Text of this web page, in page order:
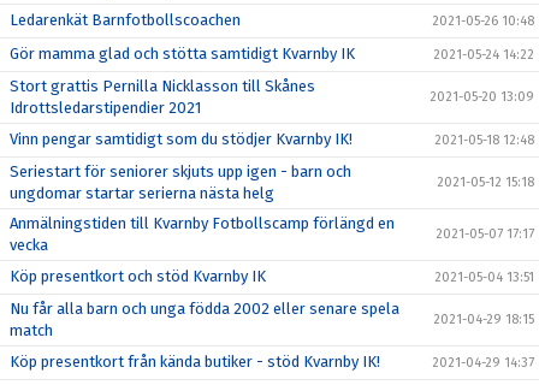
Ledarenkät Barnfotbollscoachen 2021-05-26 10:48
Gör mamma glad och stötta samtidigt Kvarnby IK 2021-05-24 14:22
Stort grattis Pernilla Nicklasson till Skånes
Idrottsledarstipendier 2021
2021-05-20 13:09
Vinn pengar samtidigt som du stödjer Kvarnby IK! 2021-05-18 12:48
Seriestart för seniorer skjuts upp igen - barn och
ungdomar startar serierna nästa helg
2021-05-12 15:18
Anmälningstiden till Kvarnby Fotbollscamp förlängd en
vecka
2021-05-07 17:17
Köp presentkort och stöd Kvarnby IK 2021-05-04 13:51
Nu får alla barn och unga födda 2002 eller senare spela
match
2021-04-29 18:15
Köp presentkort från kända butiker - stöd Kvarnby IK! 2021-04-29 14:37